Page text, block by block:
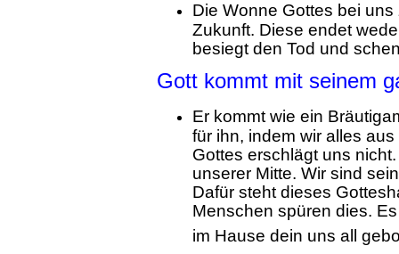
Die Wonne Gottes bei
Zukunft. Diese endet
besiegt den Tod und
Gott kommt mit seinem
Er kommt wie ein
für ihn, indem wir alles
Gottes erschlägt uns
unserer Mitte. Wir sind
Dafür steht dieses
Menschen spüren dies.
im Hause dein uns all